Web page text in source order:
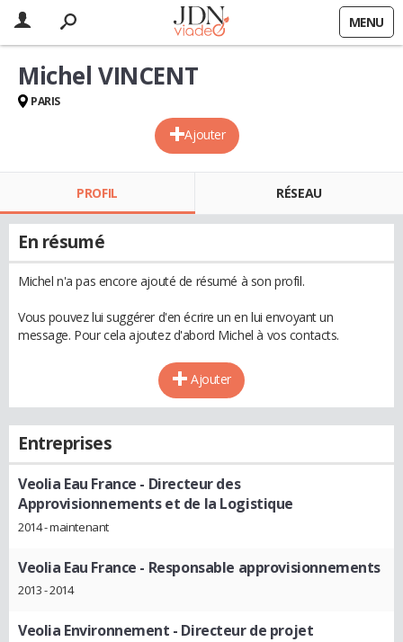
MENU
Ajouter
Michel VINCENT
PARIS
PROFIL RÉSEAU
En résumé
Michel n'a pas encore ajouté de résumé à son profil.
Vous pouvez lui suggérer d'en écrire un en lui envoyant un
message. Pour cela ajoutez d'abord Michel à vos contacts.
Ajouter
Entreprises
Veolia Eau France - Directeur des
Approvisionnements et de la Logistique
2014 - maintenant
Veolia Eau France - Responsable approvisionnements
2013 - 2014
Veolia Environnement - Directeur de projet